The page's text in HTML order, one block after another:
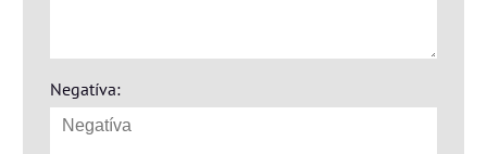
Negatíva: